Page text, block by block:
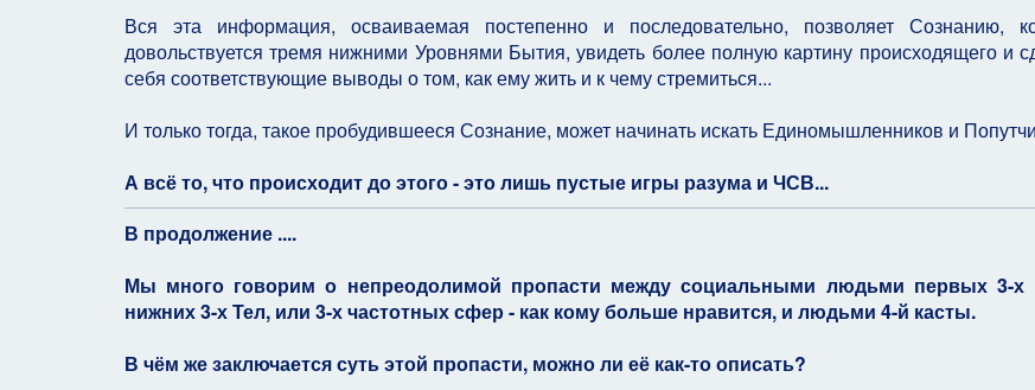
Вся эта информация, осваиваемая постепенно и последовательно, позволяет Сознанию,
довольствуется тремя нижними Уровнями Бытия, увидеть более полную картину происходящего и
себя соответствующие выводы о том, как ему жить и к чему стремиться...
И только тогда, такое пробудившееся Сознание, может начинать искать Единомышленников и
А всё то, что происходит до этого - это лишь пустые игры разума и ЧСВ...
В продолжение ....
Мы много говорим о непреодолимой пропасти между социальными людьми первых 3-х
нижних 3-х Тел, или 3-х частотных сфер - как кому больше нравится, и людьми 4-й касты.
В чём же заключается суть этой пропасти, можно ли её как-то описать?